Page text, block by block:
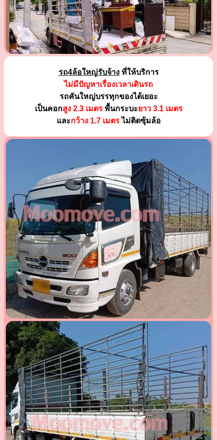
รถ4ล้อใหญ่รับจ้างที่ให้บริการ
ไม่มีปัญหาเรื่องเวลาเดินรถ
รถคันใหญ่บรรทุกของได้เยอะ
เป็นคอกสูง 2.3 เมตรพื้นกระบะยาว 3.1 เมตร
และกว้าง 1.7 เมตรไม่ติดซุ้มล้อ